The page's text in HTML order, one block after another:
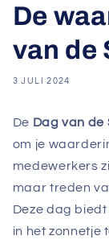
De
van de
3 JULI 2024
De Dag van de
om je
medewerkers
maar treden
Deze dag
in het zonnetje